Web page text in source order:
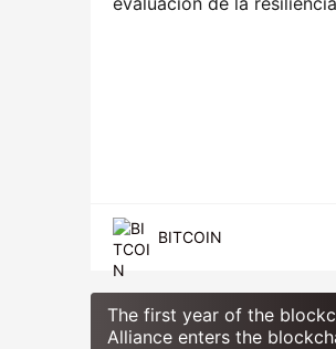
BITCOIN
The first year of the
Alliance enters the